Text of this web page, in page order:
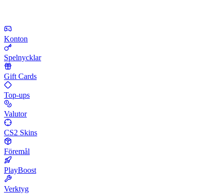
Konton
Spelnycklar
Gift Cards
Top-ups
Valutor
CS2 Skins
Föremål
PlayBoost
Verktyg